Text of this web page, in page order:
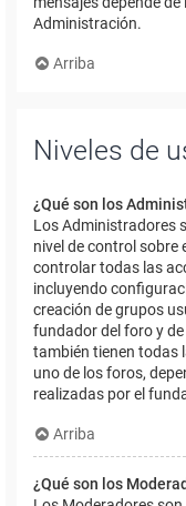
Administración.
Arriba
Niveles de
¿Qué son los
Los Administradores
nivel de control sobre
controlar todas las
incluyendo
creación de grupos
fundador del foro y
también tienen todas
uno de los foros,
realizadas por el
Arriba
¿Qué son los